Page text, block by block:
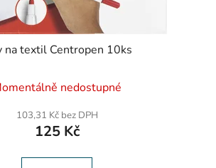
na textil Centropen 10ks
nedostupné
103,31 Kč bez DPH
125 Kč